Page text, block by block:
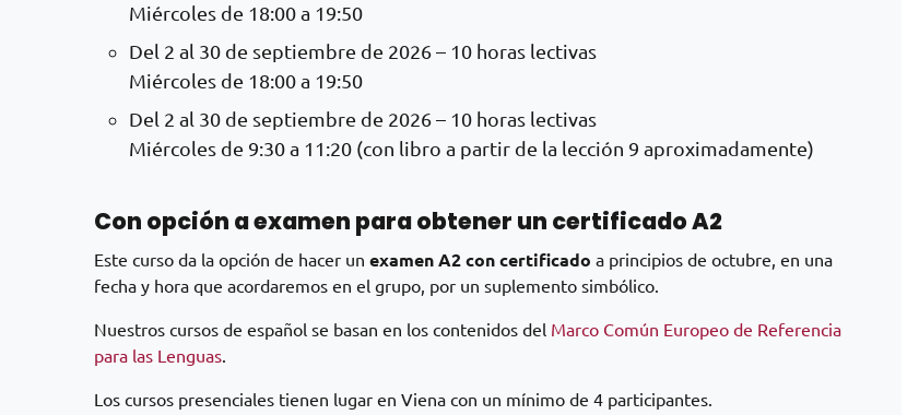
Miércoles de 18:00 a 19:50
Del 2 al 30 de septiembre de 2026 – 10 horas lectivas
Miércoles de 18:00 a 19:50
Del 2 al 30 de septiembre de 2026 – 10 horas lectivas
Miércoles de 9:30 a 11:20 (con libro a partir de la lección 9 aproximadamente)
Con opción a examen para obtener un certificado A2
Este curso da la opción de hacer unexamen A2 con certificado a principios de octubre, en una
fecha y hora que acordaremos en el grupo, por un suplemento simbólico.
Nuestros cursos de español se basan en los contenidos del Marco Común Europeo de Referencia
para las Lenguas.
Los cursos presenciales tienen lugar en Viena con un mínimo de 4 participantes.